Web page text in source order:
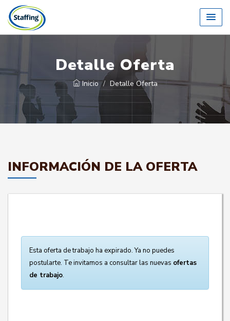
Detalle Oferta
Inicio Detalle Oferta
INFORMACIÓN DE LA OFERTA
Esta oferta de trabajo ha expirado. Ya no puedes
postularte. Te invitamos a consultar las nuevas ofertas
de trabajo.